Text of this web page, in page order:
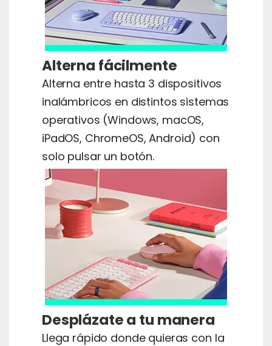
Alterna fácilmente
Alterna entre hasta 3 dispositivos
inalámbricos en distintos sistemas
operativos (Windows, macOS,
iPadOS, ChromeOS, Android) con
solo pulsar un botón.
Desplázate a tu manera
Llega rápido donde quieras con la